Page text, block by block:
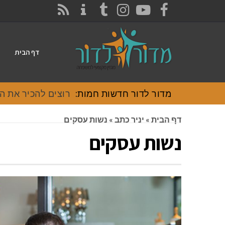
FACEBOOK
YOUTUBE
INSTAGRAM
TUMBLR
דף הבית
מדור לדור חדשות חמות: רוצים להכיר את
דף הבית » יניר כתב » נשות עסקים
נשות עסקים